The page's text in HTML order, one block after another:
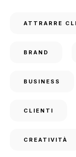
ATTRARRE
BRAND
BUSINESS
CLIENTI
CREATIVITÀ